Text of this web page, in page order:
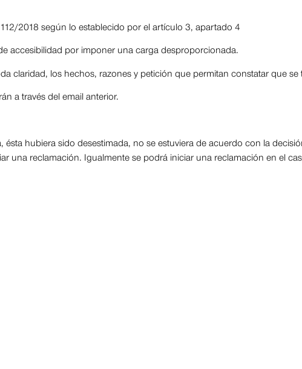
2018 según lo establecido por el artículo 3, apartado 4
accesibilidad por imponer una carga desproporcionada.
claridad, los hechos, razones y petición que permitan constatar que
a través del email anterior.
hubiera sido desestimada, no se estuviera de acuerdo con la
una reclamación. Igualmente se podrá iniciar una reclamación en el